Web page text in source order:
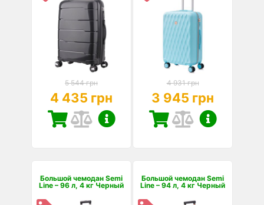
5 544 грн
4 435 грн
4 931 грн
3 945 грн
Большой чемодан Semi
Line – 96 л, 4 кг Черный
Большой чемодан Semi
Line – 94 л, 4 кг Черный